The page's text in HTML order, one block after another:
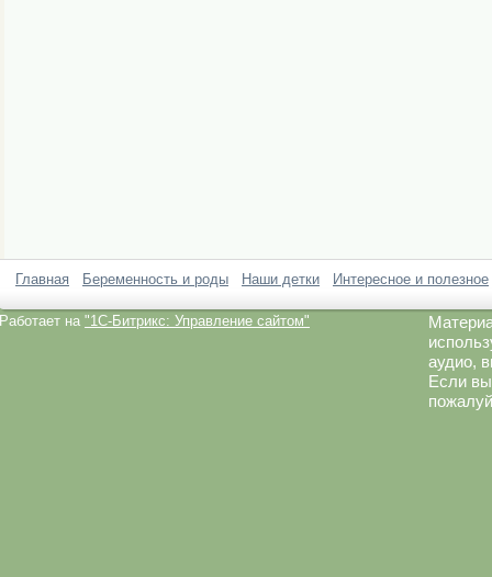
Главная Беременность и роды Наши детки Интересное и полезное
Работает на "1C-Битрикс: Управление сайтом"
аудио,
Если вы